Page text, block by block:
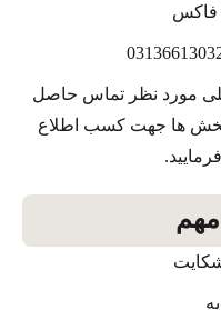
مورد نظر تماس حاصل
بخش ها جهت کسب اطلاع